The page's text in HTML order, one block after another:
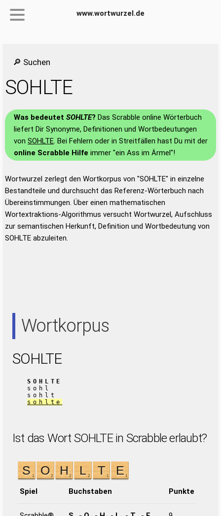
www.wortwurzel.de
🔎 Suchen
SOHLTE
Was bedeutet SOHLTE? Das Scrabble online Wörterbuch
liefert Dir Synonyme, Definitionen und Wortbedeutungen
von SOHLTE. Bei Fehlern oder in Streitfällen hast Du mit der
online Scrabble Hilfe immer "ein Ass im Ärmel"!
Wortwurzel zerlegt den Wortkorpus von "SOHLTE" in einzelne
Bestandteile und durchsucht das Referenz-Wörterbuch nach
Übereinstimmungen. Über einen mathematischen
Wortextraktions-Algorithmus versucht Wortwurzel, Aufschluss
zur semantischen Herkunft, Definition und Wortbedeutung von
SOHLTE abzuleiten.
Wortkorpus
SOHLTE
SOHLTE
sohl
sohlt
sohlte
Ist das Wort SOHLTE in Scrabble erlaubt?
Spiel Buchstaben Punkte